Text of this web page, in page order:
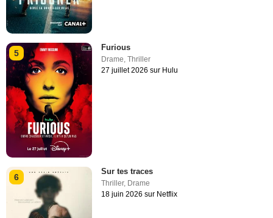
5
Furious
Drame,Thriller
27 juillet 2026 sur Hulu
6
Sur tes traces
Thriller, Drame
18 juin 2026 sur Netflix